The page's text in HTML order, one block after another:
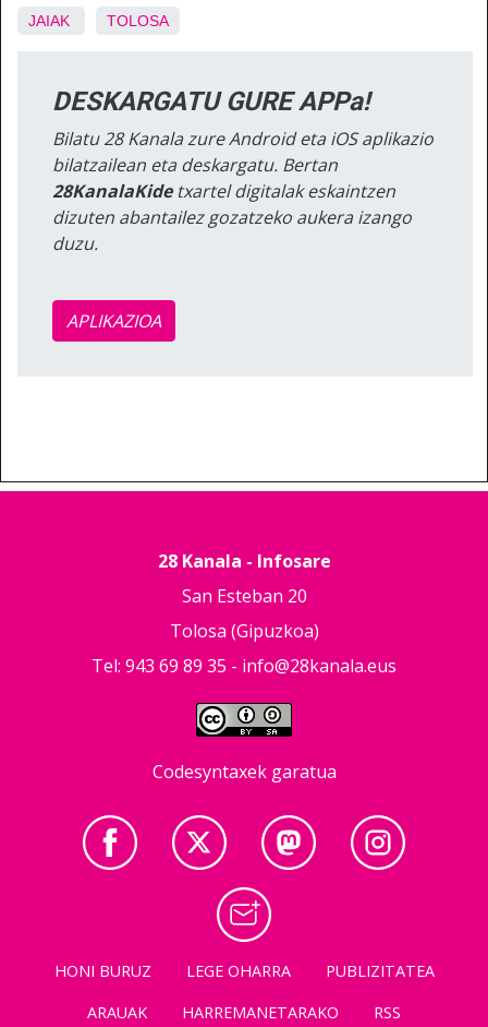
JAIAK TOLOSA
DESKARGATU GURE APPa!
Bilatu 28 Kanala zure Android eta iOS aplikazio
bilatzailean eta deskargatu. Bertan
28KanalaKidetxartel digitalak eskaintzen
dizuten abantailez gozatzeko aukera izango
duzu.
APLIKAZIOA
28 Kanala - Infosare
San Esteban 20
Tolosa (Gipuzkoa)
Tel: 943 69 89 35 - info@28kanala.eus
Codesyntaxek garatua
HONI BURUZ LEGE OHARRA
PUBLIZITATEA
ARAUAK
HARREMANETARAKO RSS